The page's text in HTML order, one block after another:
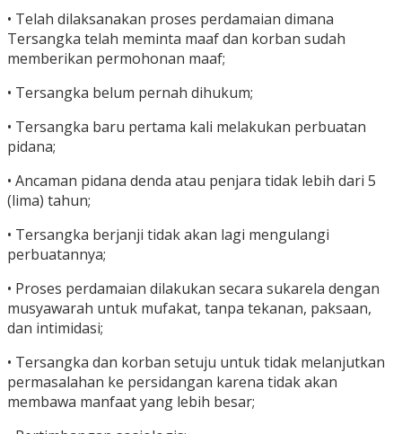
• Telah dilaksanakan proses perdamaian dimana
Tersangka telah meminta maaf dan korban sudah
memberikan permohonan maaf;
• Tersangka belum pernah dihukum;
• Tersangka baru pertama kali melakukan perbuatan
pidana;
• Ancaman pidana denda atau penjara tidak lebih dari 5
(lima) tahun;
• Tersangka berjanji tidak akan lagi mengulangi
perbuatannya;
• Proses perdamaian dilakukan secara sukarela dengan
musyawarah untuk mufakat, tanpa tekanan, paksaan,
dan intimidasi;
• Tersangka dan korban setuju untuk tidak melanjutkan
permasalahan ke persidangan karena tidak akan
membawa manfaat yang lebih besar;